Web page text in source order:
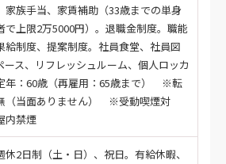
家族手当、家賃補助（33歳までの単身
で上限2万5000円）。退職金制度。職能
給制度、提案制度。社員食堂、社員図
ース、リフレッシュルーム、個人ロッカ
年：60歳（再雇用：65歳まで） ※転
（当面ありません） ※受動喫煙対
内禁煙
休2日制（土・日）、祝日。有給休暇、